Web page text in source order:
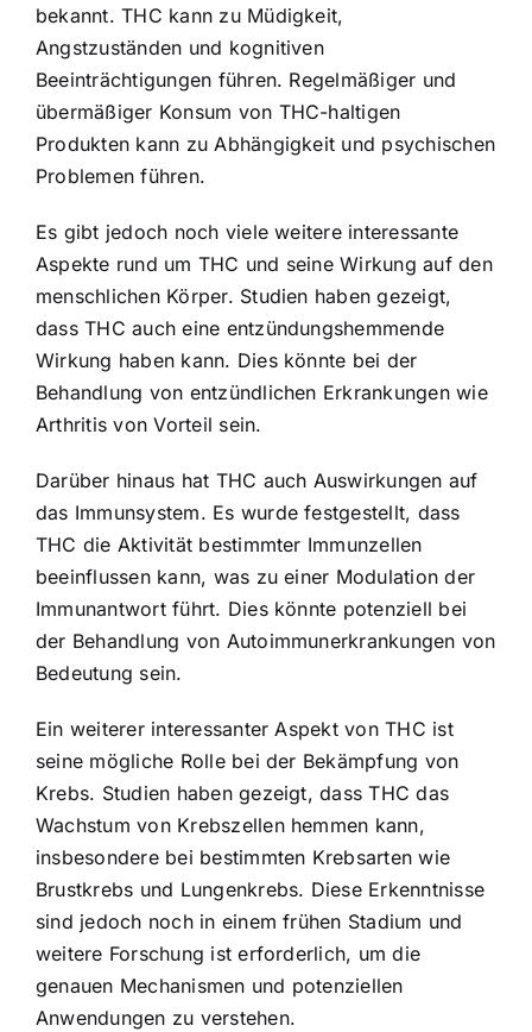
bekannt. THC kann zu Müdigkeit,
Angstzuständen und kognitiven
Beeinträchtigungen führen. Regelmäßiger und
übermäßiger Konsum von THC-haltigen
Produkten kann zu Abhängigkeit und psychischen
Problemen führen.
Es gibt jedoch noch viele weitere interessante
Aspekte rund um THC und seine Wirkung auf den
menschlichen Körper. Studien haben gezeigt,
dass THC auch eine entzündungshemmende
Wirkung haben kann. Dies könnte bei der
Behandlung von entzündlichen Erkrankungen wie
Arthritis von Vorteil sein.
Darüber hinaus hat THC auch Auswirkungen auf
das Immunsystem. Es wurde festgestellt, dass
THC die Aktivität bestimmter Immunzellen
beeinflussen kann, was zu einer Modulation der
Immunantwort führt. Dies könnte potenziell bei
der Behandlung von Autoimmunerkrankungen von
Bedeutung sein.
Ein weiterer interessanter Aspekt von THC ist
seine mögliche Rolle bei der Bekämpfung von
Krebs. Studien haben gezeigt, dass THC das
Wachstum von Krebszellen hemmen kann,
insbesondere bei bestimmten Krebsarten wie
Brustkrebs und Lungenkrebs. Diese Erkenntnisse
sind jedoch noch in einem frühen Stadium und
weitere Forschung ist erforderlich, um die
genauen Mechanismen und potenziellen
Anwendungen zu verstehen.